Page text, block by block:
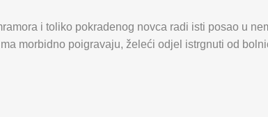
i toliko pokradenog novca radi isti posao u
morbidno poigravaju, želeći odjel istrgnuti od